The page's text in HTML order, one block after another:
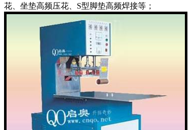
花、坐垫高频压花、S型脚垫高频焊接等；